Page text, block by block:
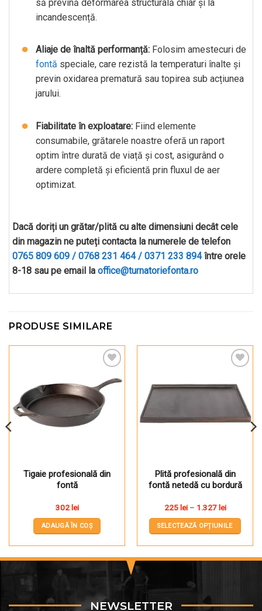
să prevină deformarea structurală chiar și la
incandescență.
Aliaje de înaltă performanță: Folosim amestecuri de
fontă speciale, care rezistă la temperaturi înalte și
previn oxidarea prematură sau topirea sub acțiunea
jarului.
Fiabilitate în exploatare: Fiind elemente
consumabile, grătarele noastre oferă un raport
optim între durată de viață și cost, asigurând o
ardere completă și eficientă prin fluxul de aer
optimizat.
Dacă doriți un grătar/plită cu alte dimensiuni decât cele
din magazin ne puteți contacta la numerele de telefon
0765 809 609 / 0768 231 464 / 0371 233 894între orele
8-18 sau pe email la office@turnatoriefonta.ro
PRODUSE SIMILARE
Pune în Wishlist
Tigaie profesională din
fontă
302 lei
ADAUGĂ ÎN COȘ
Plită profesională din
fontă netedă cu bordură
225 lei – 1.327 leiInterval
prețuri:
225 lei
până
la
SELECTEAZĂ OPȚIUNILE
multe
variații.
NEWSLETTER